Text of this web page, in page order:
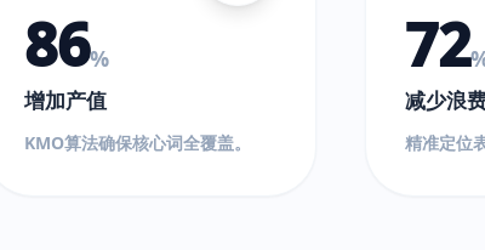
86%
增加产值
KMO算法确保核心词全覆盖。
72
减少浪
精准定位